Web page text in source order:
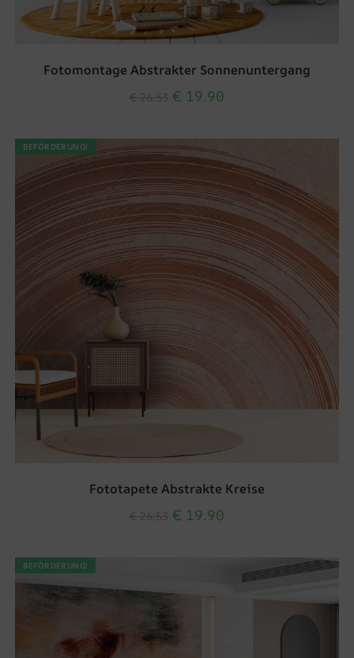
Fotomontage Abstrakter Sonnenuntergang
€ 19.90
BEFÖRDERUNG!
Fototapete Abstrakte Kreise
€ 19.90
BEFÖRDERUNG!